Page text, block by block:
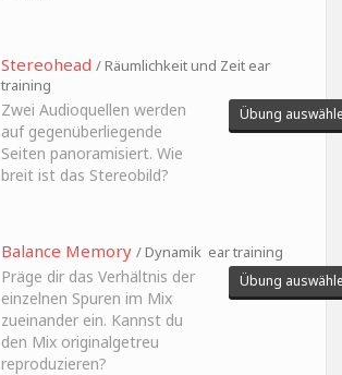
Stereohead / Räumlichkeit und Zeit ear
training
Zwei Audioquellen werden
auf gegenüberliegende
Seiten panoramisiert. Wie
breit ist das Stereobild?
Übung
Balance Memory / Dynamik ear training
Präge dir das Verhältnis der
einzelnen Spuren im Mix
zueinander ein. Kannst du
den Mix originalgetreu
reproduzieren?
Übung